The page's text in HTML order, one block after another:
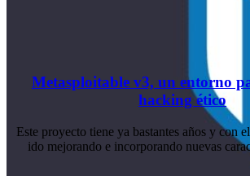
Metasploitable v3, un entorno
hacking ético
Este proyecto tiene ya bastantes años y con
ido mejorando e incorporando nuevas